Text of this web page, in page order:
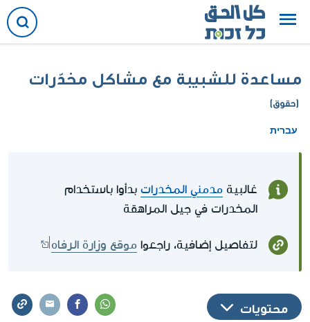
مساعدة للشبيبة مع مشاكل مخدّرات
(حقوق)
עברית
غالبية مدمني المخدرات بدأوا باستخدام
المخدرات في جيل المراهقة
لتفاصيل إضافية، راجعوا موقع وزارة الرفاه
محتويات